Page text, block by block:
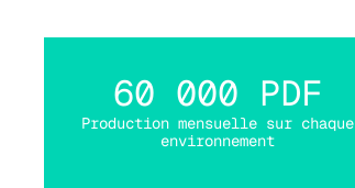
60 000 PDF
Production mensuelle sur chaque
environnement